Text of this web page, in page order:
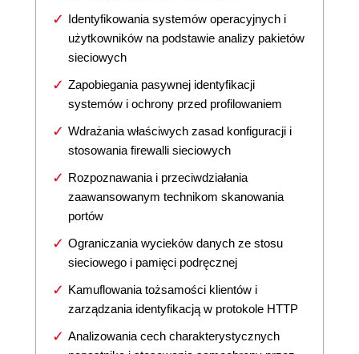
Identyfikowania systemów operacyjnych i
użytkowników na podstawie analizy pakietów
sieciowych
Zapobiegania pasywnej identyfikacji
systemów i ochrony przed profilowaniem
Wdrażania właściwych zasad konfiguracji i
stosowania firewalli sieciowych
Rozpoznawania i przeciwdziałania
zaawansowanym technikom skanowania
portów
Ograniczania wycieków danych ze stosu
sieciowego i pamięci podręcznej
Kamuflowania tożsamości klientów i
zarządzania identyfikacją w protokole HTTP
Analizowania cech charakterystycznych